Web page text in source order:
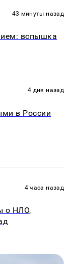
43 минуты назад
вспышка
4 дня назад
в России
4 часа назад
о НЛО,